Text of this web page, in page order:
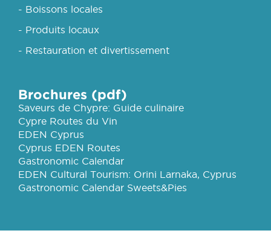
- Boissons locales
- Produits locaux
- Restauration et divertissement
Brochures (pdf)
Saveurs de Chypre: Guide culinaire
Cypre Routes du Vin
EDEN Cyprus
Cyprus EDEN Routes
Gastronomic Calendar
EDEN Cultural Tourism: Orini Larnaka, Cyprus
Gastronomic Calendar Sweets&Pies